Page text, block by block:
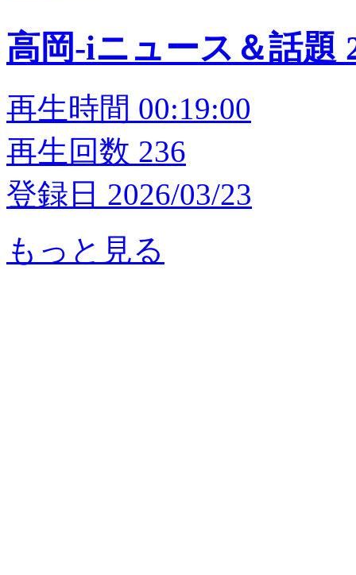
高岡-iニュース＆話題
再生時間 00:19:00
再生回数 236
登録日 2026/03/23
もっと見る